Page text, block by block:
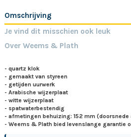
Omschrijving
Je vind dit misschien ook leuk
Over Weems & Plath
- quartz klok
- gemaakt van styreen
- getijden uurwerk
- Arabische wijzerplaat
- witte wijzerplaat
- spatwaterbestendig
- afmetingen behuizing: 152 mm
- Weems & Plath bied levenslange garantie